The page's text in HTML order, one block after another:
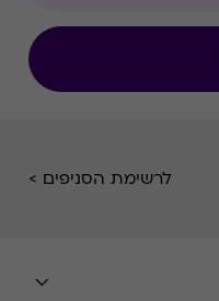
לרשימת הסניפים >